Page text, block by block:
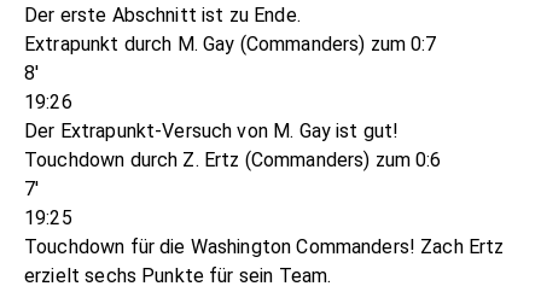
Der erste Abschnitt ist zu Ende.
Extrapunkt durch M. Gay (Commanders) zum 0:7
8'
19:26
Der Extrapunkt-Versuch von M. Gay ist gut!
Touchdown durch Z. Ertz (Commanders) zum 0:6
7'
19:25
Touchdown für die Washington Commanders! Zach Ertz
erzielt sechs Punkte für sein Team.